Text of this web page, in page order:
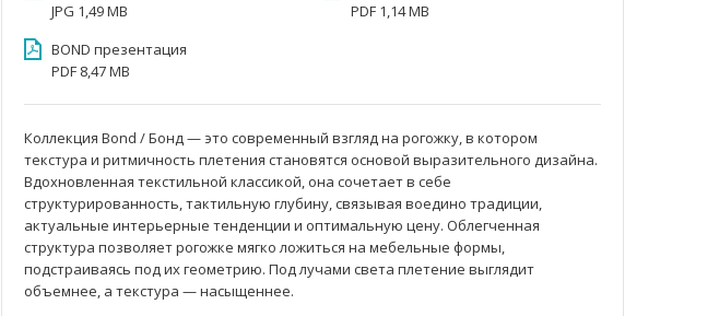
JPG 1,49 MB
PDF 1,14 MB
BOND презентация
PDF 8,47 MB
Коллекция Bond / Бонд — это современный взгляд на рогожку, в котором
текстура и ритмичность плетения становятся основой выразительного дизайна.
Вдохновленная текстильной классикой, она сочетает в себе
структурированность, тактильную глубину, связывая воедино традиции,
актуальные интерьерные тенденции и оптимальную цену. Облегченная
структура позволяет рогожке мягко ложиться на мебельные формы,
подстраиваясь под их геометрию. Под лучами света плетение выглядит
объемнее, а текстура — насыщеннее.